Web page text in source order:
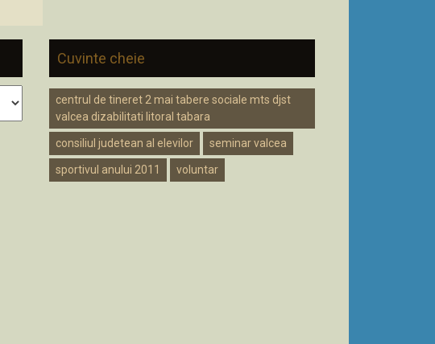
Cuvinte cheie
centrul de tineret 2 mai tabere sociale mts djst
valcea dizabilitati litoral tabara
consiliul judetean al elevilor seminar valcea
sportivul anului 2011 voluntar